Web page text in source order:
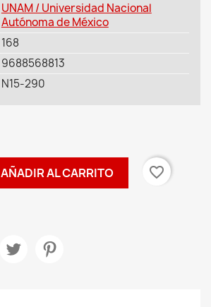
UNAM / Universidad Nacional
Autónoma de México
168
9688568813
N15-290
AÑADIR AL CARRITO favorite_border